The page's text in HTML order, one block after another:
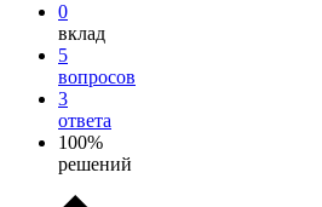
0
вклад
5
вопросов
3
ответа
100%
решений